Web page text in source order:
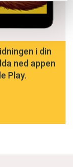
i din
ned appen
Play.